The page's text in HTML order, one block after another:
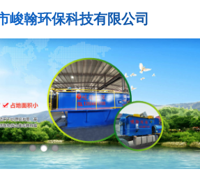
峻翰环保科技有限公司